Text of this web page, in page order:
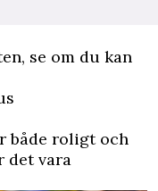
se om du kan
både roligt och
det vara